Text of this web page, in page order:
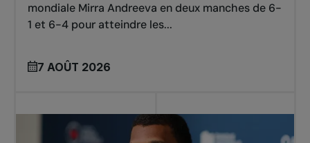
mondiale Mirra Andreeva en deux manches de 6-
1 et 6-4 pour atteindre les...
7 AOÛT 2026